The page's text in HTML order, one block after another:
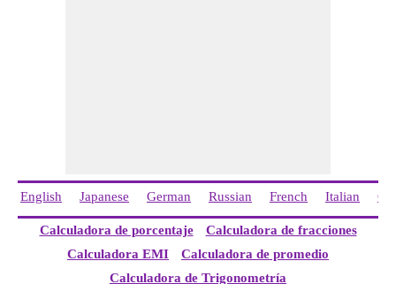
English Japanese German Russian French Italian
Calculadora de porcentaje
Calculadora de fracciones
Calculadora EMI
Calculadora de promedio
Calculadora de Trigonometría